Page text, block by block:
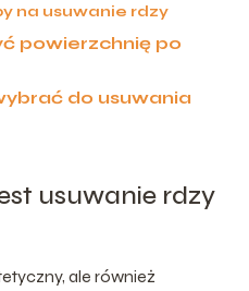
na usuwanie rdzy
powierzchnię po
do usuwania
usuwanie rdzy
ale również